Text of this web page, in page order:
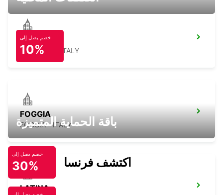
AVELLINO
AVELLINO - ITALY
FOGGIA
FOGGIA - ITALY
LATINA
خصم يصل إلى
10%
باقة الحماية المتميزة
خصم يصل إلى
30% اكتشف فرنسا